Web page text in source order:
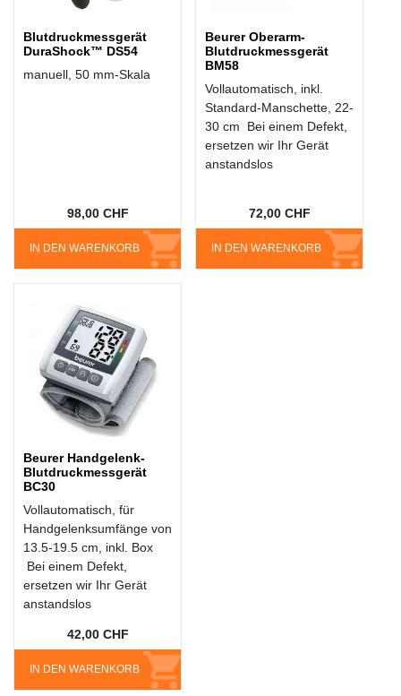
Blutdruckmessgerät
DuraShock™ DS54
manuell, 50 mm-Skala
IN DEN WARENKORB
98,00 CHF
Beurer Oberarm-
Blutdruckmessgerät
BM58
Vollautomatisch, inkl.
Standard-Manschette, 22-
30 cm Bei einem Defekt,
ersetzen wir Ihr Gerät
anstandslos
IN DEN WARENKORB
72,00 CHF
Beurer Handgelenk-
Blutdruckmessgerät
BC30
Vollautomatisch, für
Handgelenksumfänge von
13.5-19.5 cm, inkl. Box
Bei einem Defekt,
ersetzen wir Ihr Gerät
anstandslos
IN DEN WARENKORB
42,00 CHF